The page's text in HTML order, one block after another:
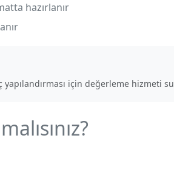
hazırlanır
için değerleme hizmeti